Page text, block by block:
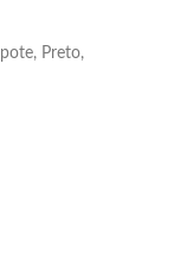
pote, Preto,